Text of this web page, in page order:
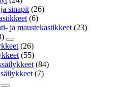
sinapit (26)
(6)
ja maustekastikkeet (23)
(26)
(55)
(84)
(7)